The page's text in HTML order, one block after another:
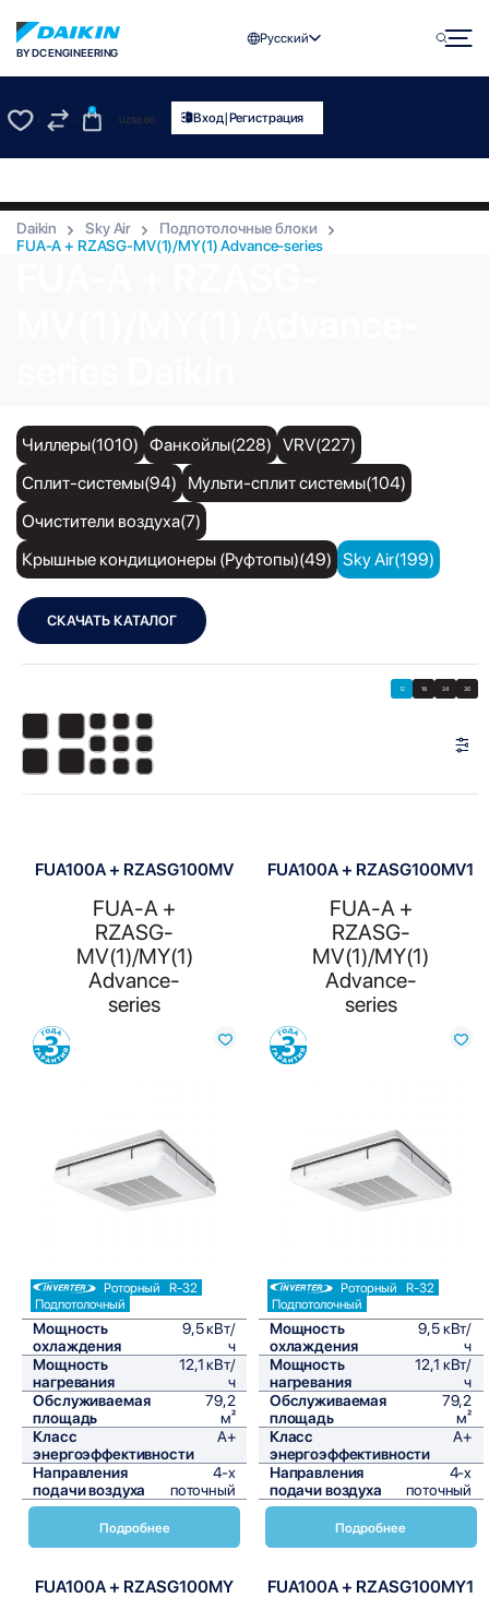
BY DC ENGINEERING
Русский
0
UZS0.00 Вход|Регистрация
Daikin Sky Air
Подпотолочные блоки
FUA-A + RZASG-MV(1)/MY(1) Advance-series
Чиллеры(1010) Фанкойлы(228) VRV(227)
Сплит-системы(94)
Мульти-сплит системы(104)
Очистители воздуха(7)
Крышные кондиционеры (Руфтопы)(49) Sky Air(199)
СКАЧАТЬ КАТАЛОГ
12 18 24 30
Показать:
FUA100A + RZASG100MV
FUA-A +
RZASG-
MV(1)/MY(1)
Advance-
series
Сравнить
Роторный
R-32
Подпотолочный
Мощность
охлаждения
9,5 кВт/
ч
Мощность
нагревания
12,1 кВт/
ч
Обслуживаемая
площадь
79,2
м²
Класс
энергоэффективности
A+
Направления
подачи воздуха
4-х
поточный
Подробнее
FUA100A + RZASG100MV1
FUA-A +
RZASG-
MV(1)/MY(1)
Advance-
series
Сравнить
Роторный
R-32
Подпотолочный
Мощность
охлаждения
9,5 кВт/
ч
Мощность
нагревания
12,1 кВт/
ч
Обслуживаемая
площадь
79,2
м²
Класс
энергоэффективности
A+
Направления
подачи воздуха
4-х
поточный
Подробнее
FUA100A + RZASG100MY FUA100A + RZASG100MY1